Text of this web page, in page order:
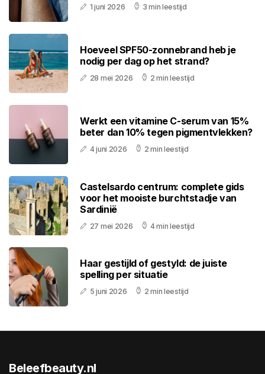
1 juni 2026 3 min leestijd
Hoeveel SPF50-zonnebrand heb je
nodig per dag op het strand?
28 mei 2026 2 min leestijd
Werkt een vitamine C-serum van 15%
beter dan 10% tegen pigmentvlekken?
4 juni 2026 2 min leestijd
Castelsardo centrum: complete gids
voor het mooiste burchtstadje van
Sardinië
27 mei 2026 4 min leestijd
Haar gestijld of gestyld: de juiste
spelling per situatie
5 juni 2026 2 min leestijd
Beleefbeauty.nl